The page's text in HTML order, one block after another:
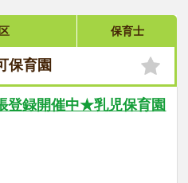
保育士
保育園
登録開催中★乳児保育園